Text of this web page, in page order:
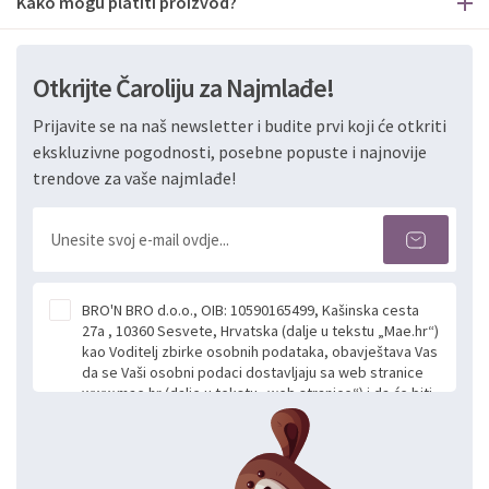
Otkrijte Čaroliju za Najmlađe!
Prijavite se na naš newsletter i budite prvi koji će otkriti
ekskluzivne pogodnosti, posebne popuste i najnovije
trendove za vaše najmlađe!
BRO'N BRO d.o.o., OIB: 10590165499, Kašinska cesta
27a , 10360 Sesvete, Hrvatska (dalje u tekstu „Mae.hr“)
kao Voditelj zbirke osobnih podataka, obavještava Vas
da se Vaši osobni podaci dostavljaju sa web stranice
www.mae.hr (dalje u tekstu „web stranice“) i da će biti
obrađeni. Prihvaćanjem ove Izjave smatra se da
slobodno i izričito dajete privolu za prikupljanje i daljnju
obradu Vaših osobnih podataka koje ustupate Mae.hr
putem ovih web stranica u svrhu odgovora i daljnje